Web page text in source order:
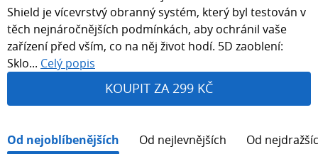
Shield je vícevrstvý obranný systém, který byl testován v
těch nejnáročnějších podmínkách, aby ochránil vaše
zařízení před vším, co na něj život hodí. 5D zaoblení:
Sklo... Celý popis
KOUPIT ZA 299 KČ
Od nejoblíbenějších Od nejlevnějších Od